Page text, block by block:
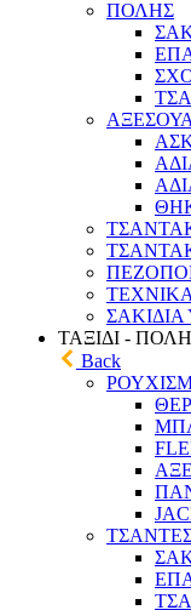
ΠΟΛΗΣ
ΤΑΞΙΔΙ - ΠΟΛΗ
Back